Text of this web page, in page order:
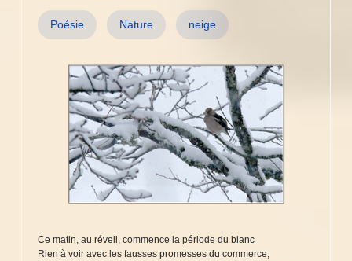
Poésie Nature neige
Ce matin, au réveil, commence la période du blanc
Rien à voir avec les fausses promesses du commerce,